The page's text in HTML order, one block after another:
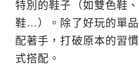
特別的鞋子（如雙色鞋
鞋…）。除了好玩的單
配著手，打破原本的習
式搭配。